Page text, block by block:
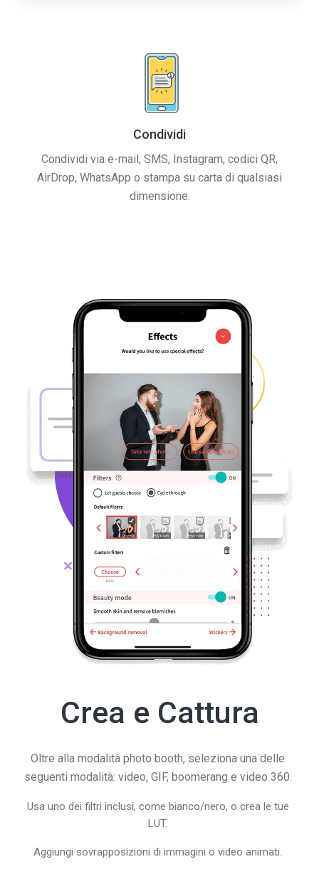
Condividi
Condividi via e-mail, SMS, Instagram, codici QR,
AirDrop, WhatsApp o stampa su carta di qualsiasi
dimensione.
Crea e Cattura
Oltre alla modalità photo booth, seleziona una delle
seguenti modalità: video, GIF, boomerang e video 360.
Usa uno dei filtri inclusi, come bianco/nero, o crea le tue
LUT.
Aggiungi sovrapposizioni di immagini o video animati.